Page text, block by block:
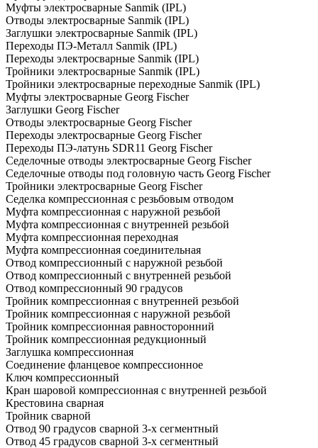
Муфты электросварные Sanmik (IPL)
Отводы электросварные Sanmik (IPL)
Заглушки электросварные Sanmik (IPL)
Переходы ПЭ-Металл Sanmik (IPL)
Переходы электросварные Sanmik (IPL)
Тройники электросварные Sanmik (IPL)
Тройники электросварные переходные Sanmik (IPL)
Муфты электросварные Georg Fischer
Заглушки Georg Fischer
Отводы электросварные Georg Fischer
Переходы электросварные Georg Fischer
Переходы ПЭ-латунь SDR11 Georg Fischer
Седелочные отводы электросварные Georg Fischer
Седелочные отводы под головную часть Georg Fischer
Тройники электросварные Georg Fischer
Седелка компрессионная с резьбовым отводом
Муфта компрессионная с наружной резьбой
Муфта компрессионная с внутренней резьбой
Муфта компрессионная переходная
Муфта компрессионная соединительная
Отвод компрессионный с наружной резьбой
Отвод компрессионный с внутренней резьбой
Отвод компрессионный 90 градусов
Тройник компрессионная с внутренней резьбой
Тройник компрессионная с наружной резьбой
Тройник компрессионная равносторонний
Тройник компрессионная редукционный
Заглушка компрессионная
Соединение фланцевое компрессионное
Ключ компрессионный
Кран шаровой компрессионная с внутренней резьбой
Крестовина сварная
Тройник сварной
Отвод 90 градусов сварной 3-х сегментный
Отвод 45 градусов сварной 3-х сегментный